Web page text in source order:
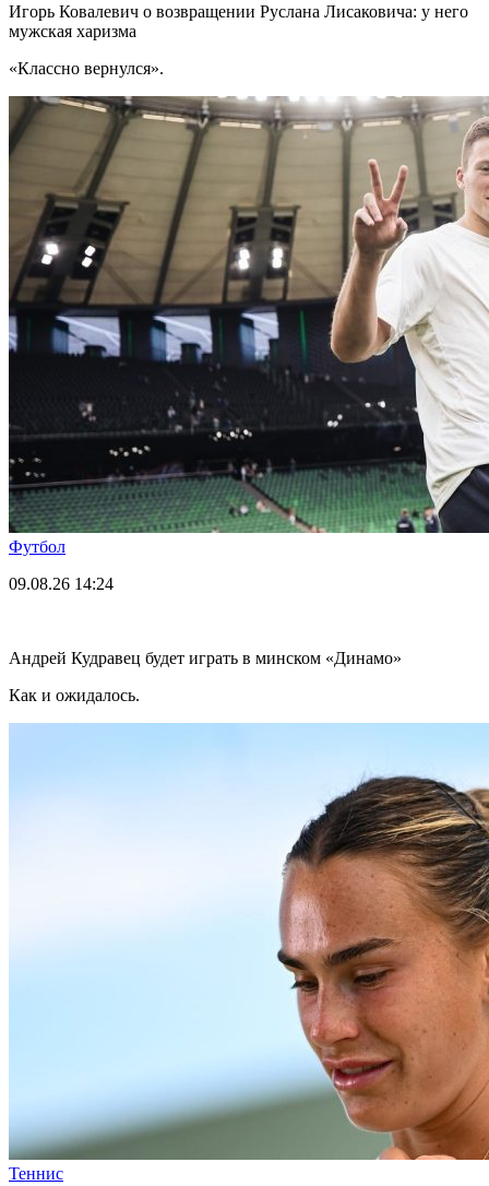
Игорь Ковалевич о возвращении Руслана Лисаковича: у него
мужская харизма
«Классно вернулся».
Футбол
09.08.26 14:24
Андрей Кудравец будет играть в минском «Динамо»
Как и ожидалось.
Теннис